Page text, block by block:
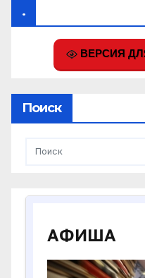
.
ВЕРСИЯ
Поиск